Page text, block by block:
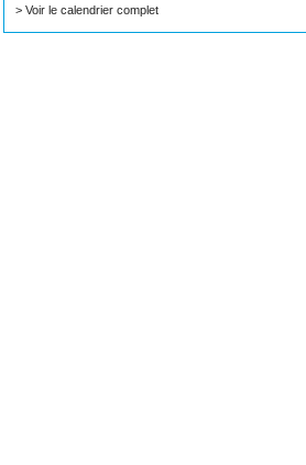
> Voir le calendrier complet